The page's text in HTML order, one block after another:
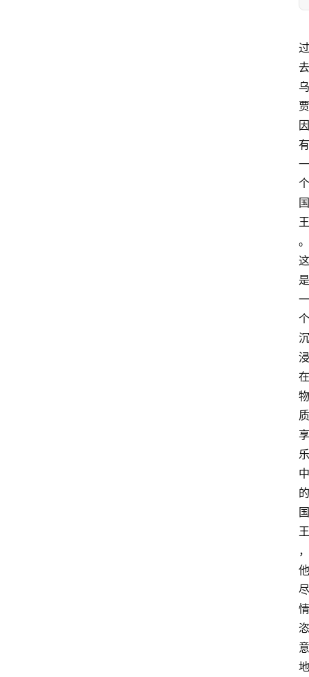
过
去
乌
贾
因
有
一
个
国
王
。
这
是
一
个
沉
浸
在
物
质
享
乐
中
的
国
王
，
他
尽
情
恣
意
地